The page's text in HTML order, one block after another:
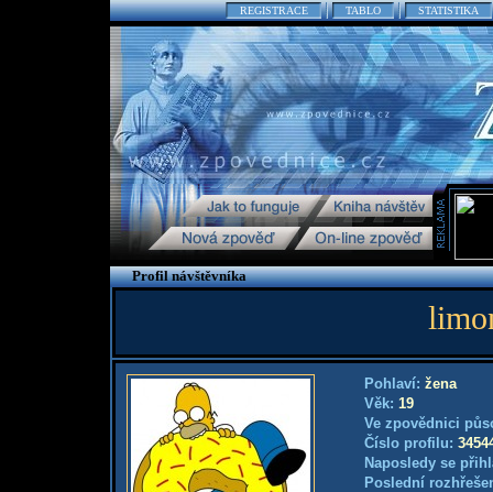
REGISTRACE TABLO STATISTIKA
Profil návštěvníka
Pohlaví: žena
Věk: 19
Ve zpovědnici
Číslo profilu:
Naposledy se
Poslední